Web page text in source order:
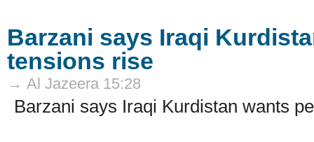
Barzani says Iraqi
tensions rise
→ Al Jazeera 15:28
Barzani says Iraqi Kurdistan wants